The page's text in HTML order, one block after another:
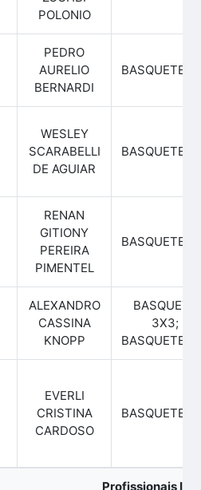
POLONIO
PEDRO
AURELIO
BERNARDI
WESLEY
SCARABELLI
DE AGUIAR
RENAN
GITIONY
PEREIRA
PIMENTEL
ALEXANDRO
CASSINA
KNOPP
BASQUETE
3X3;
EVERLI
CRISTINA
CARDOSO
Profissionais